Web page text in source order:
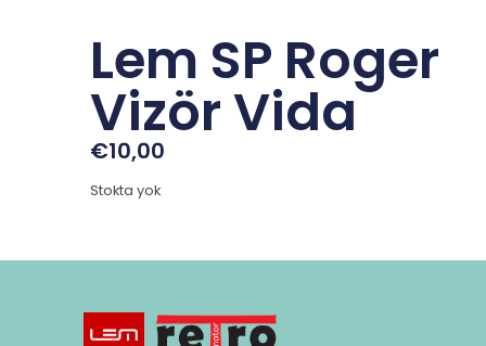
Lem SP Roger
Vizör Vida
€10,00
Stokta yok